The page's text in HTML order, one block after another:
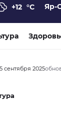
+12 °C Яр-
сентября 2025